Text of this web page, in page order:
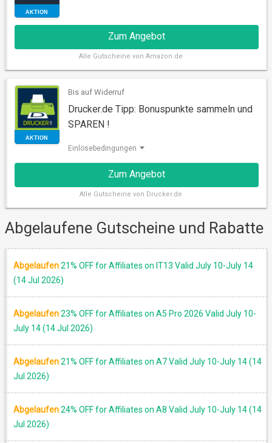
AKTION
Zum Angebot
Alle Gutscheine von Amazon.de
AKTION
Bis auf Widerruf
Drucker.de Tipp: Bonuspunkte sammeln und
SPAREN !
Einlösebedingungen
Zum Angebot
Alle Gutscheine von Drucker.de
Abgelaufene Gutscheine und Rabatte
Abgelaufen21% OFF for Affiliates on IT13 Valid July 10-July 14
(14 Jul 2026)
Abgelaufen23% OFF for Affiliates on A5 Pro 2026 Valid July 10-
July 14 (14 Jul 2026)
Abgelaufen21% OFF for Affiliates on A7 Valid July 10-July 14 (14
Jul 2026)
Abgelaufen24% OFF for Affiliates on A8 Valid July 10-July 14 (14
Jul 2026)